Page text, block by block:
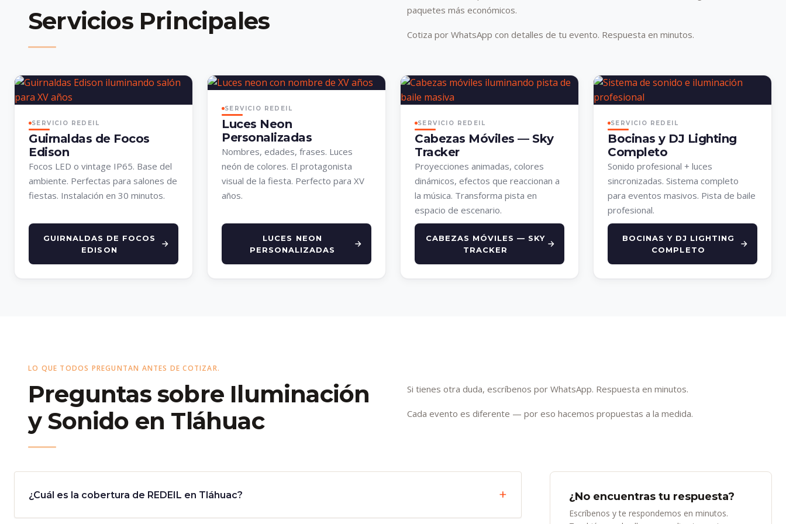
Servicios Principales
paquetes más económicos.
Cotiza por WhatsApp con detalles de tu evento. Respuesta en minutos.
SERVICIO REDEIL
Guirnaldas de Focos
Edison
Focos LED o vintage IP65. Base del
ambiente. Perfectas para salones de
fiestas. Instalación en 30 minutos.
GUIRNALDAS DE FOCOS
EDISON
SERVICIO REDEIL
Luces Neon
Personalizadas
Nombres, edades, frases. Luces
neón de colores. El protagonista
visual de la fiesta. Perfecto para XV
años.
LUCES NEON
PERSONALIZADAS
SERVICIO REDEIL
Cabezas Móviles — Sky
Tracker
Proyecciones animadas, colores
dinámicos, efectos que reaccionan a
la música. Transforma pista en
espacio de escenario.
CABEZAS MÓVILES — SKY
TRACKER
SERVICIO REDEIL
Bocinas y DJ Lighting
Completo
Sonido profesional + luces
sincronizadas. Sistema completo
para eventos masivos. Pista de baile
profesional.
BOCINAS Y DJ LIGHTING
COMPLETO
LO QUE TODOS PREGUNTAN ANTES DE COTIZAR.
Preguntas sobre Iluminación
y Sonido en Tláhuac
Si tienes otra duda, escríbenos por WhatsApp. Respuesta en minutos.
Cada evento es diferente — por eso hacemos propuestas a la medida.
¿Cuál es la cobertura de REDEIL en Tláhuac? ¿No encuentras tu respuesta?
Escríbenos y te respondemos en minutos.